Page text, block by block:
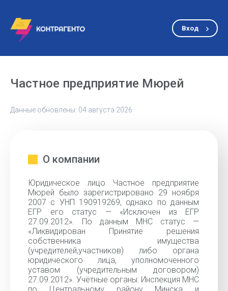
Вход
Частное предприятие Мюрей
Данные обновлены: 04 августа 2026
О компании
Юридическое лицо Частное предприятие
Мюрей было зарегистрировано 29 ноября
2007 с УНП 190919269, однако по данным
ЕГР его статус — «Исключен из ЕГР
27.09.2012». По данным МНС статус —
«Ликвидирован Принятие решения
собственника имущества
(учредителей,участников) либо органа
юридического лица, уполномоченного
уставом (учредительным договором)
27.09.2012». Учётные органы: Инспекция МНС